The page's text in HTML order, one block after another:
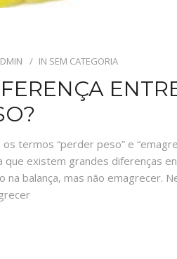
IN SEM CATEGORIA
termos “perder peso” e
que existem grandes diferenças
na balança, mas não emagrecer.